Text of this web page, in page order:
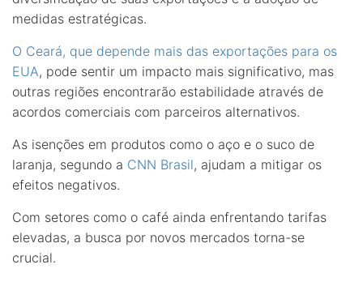
medidas estratégicas.
O Ceará, que depende mais das exportações para os
EUA, pode sentir um impacto mais significativo, mas
outras regiões encontrarão estabilidade através de
acordos comerciais com parceiros alternativos.
As isenções em produtos como o aço e o suco de
laranja, segundo a CNN Brasil, ajudam a mitigar os
efeitos negativos.
Com setores como o café ainda enfrentando tarifas
elevadas, a busca por novos mercados torna-se
crucial.